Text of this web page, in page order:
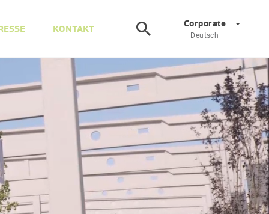
KONTAKT Corporate
Deutsch
DE EN
Österreich DE EN
Slowenien SL EN
Italien IT EN